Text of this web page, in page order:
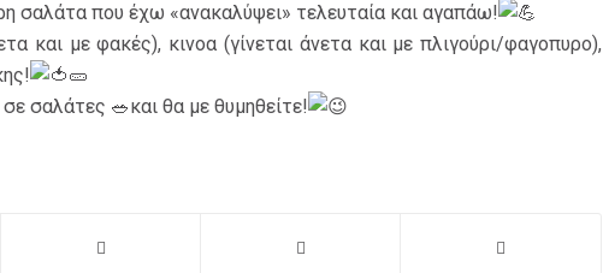
σαλάτα που έχω «ανακαλύψει» τελευταία και αγαπάω!
και με φακές), κινοα (γίνεται άνετα και με πλιγούρι/φαγοπυρο),
🥒
σαλάτες 🥗και θα με θυμηθείτε!